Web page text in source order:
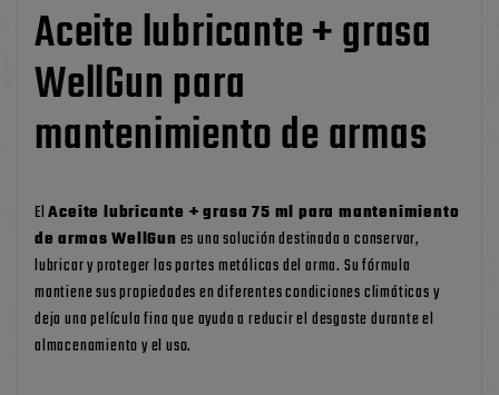
Aceite lubricante + grasa
WellGun para
mantenimiento de armas
ElAceite lubricante + grasa 75 ml para mantenimiento
de armas WellGunes una solución destinada a conservar,
lubricar y proteger las partes metálicas del arma. Su fórmula
mantiene sus propiedades en diferentes condiciones climáticas y
deja una película fina que ayuda a reducir el desgaste durante el
almacenamiento y el uso.